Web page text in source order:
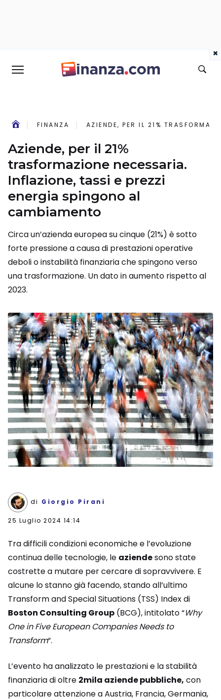
FINANZA AZIENDE, PER IL 21%
Aziende, per il 21%
trasformazione necessaria.
Inflazione, tassi e prezzi
energia spingono al
cambiamento
Circa un’azienda europea su cinque (21%) è sotto
forte pressione a causa di prestazioni operative
deboli o instabilità finanziaria che spingono verso
una trasformazione. Un dato in aumento rispetto al
2023.
di Giorgio Pirani
25 Luglio 2024 14:14
Tra difficili condizioni economiche e l’evoluzione
continua delle tecnologie, le aziendesono state
costrette a mutare per cercare di sopravvivere. E
alcune lo stanno già facendo, stando all’ultimo
Transform and Special Situations (TSS) Index di
Boston Consulting Group (BCG), intitolato “Why
One in Five European Companies Needs to
Transform“.
L’evento ha analizzato le prestazioni e la stabilità
finanziaria di oltre 2mila aziende pubbliche, con
particolare attenzione a Austria, Francia, Germania,
×